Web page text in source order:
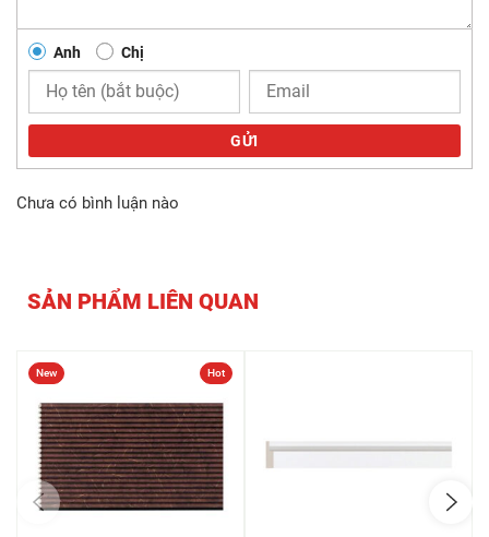
Anh Chị
GỬI
Chưa có bình luận nào
SẢN PHẨM LIÊN QUAN
New Hot